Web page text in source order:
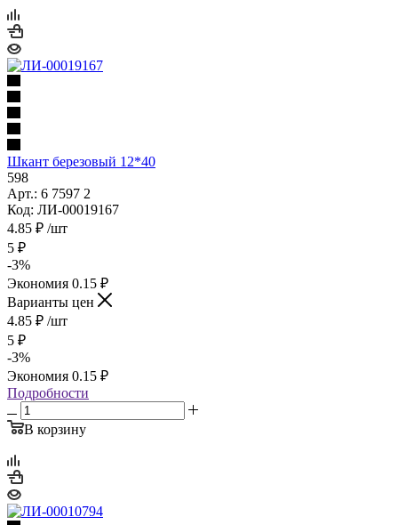
Шкант березовый 12*40
598
Арт.: 6 7597 2
Код: ЛИ-00019167
4.85 ₽ /шт
5 ₽
-3%
Экономия 0.15 ₽
Варианты цен
4.85 ₽ /шт
5 ₽
-3%
Экономия 0.15 ₽
Подробности
В корзину